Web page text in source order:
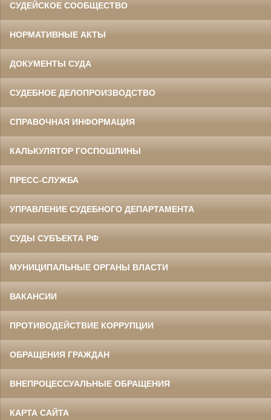
СУДЕЙСКОЕ СООБЩЕСТВО
НОРМАТИВНЫЕ АКТЫ
ДОКУМЕНТЫ СУДА
СУДЕБНОЕ ДЕЛОПРОИЗВОДСТВО
СПРАВОЧНАЯ ИНФОРМАЦИЯ
КАЛЬКУЛЯТОР ГОСПОШЛИНЫ
ПРЕСС-СЛУЖБА
УПРАВЛЕНИЕ СУДЕБНОГО ДЕПАРТАМЕНТА
СУДЫ СУБЪЕКТА РФ
МУНИЦИПАЛЬНЫЕ ОРГАНЫ ВЛАСТИ
ВАКАНСИИ
ПРОТИВОДЕЙСТВИЕ КОРРУПЦИИ
ОБРАЩЕНИЯ ГРАЖДАН
ВНЕПРОЦЕССУАЛЬНЫЕ ОБРАЩЕНИЯ
КАРТА САЙТА